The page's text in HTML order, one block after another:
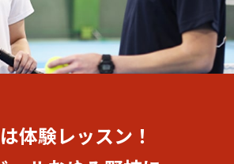
体験レッスン！